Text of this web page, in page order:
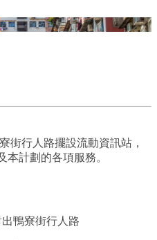
街行人路擺設流動資訊站，
本計劃的各項服務。
鴨寮街行人路